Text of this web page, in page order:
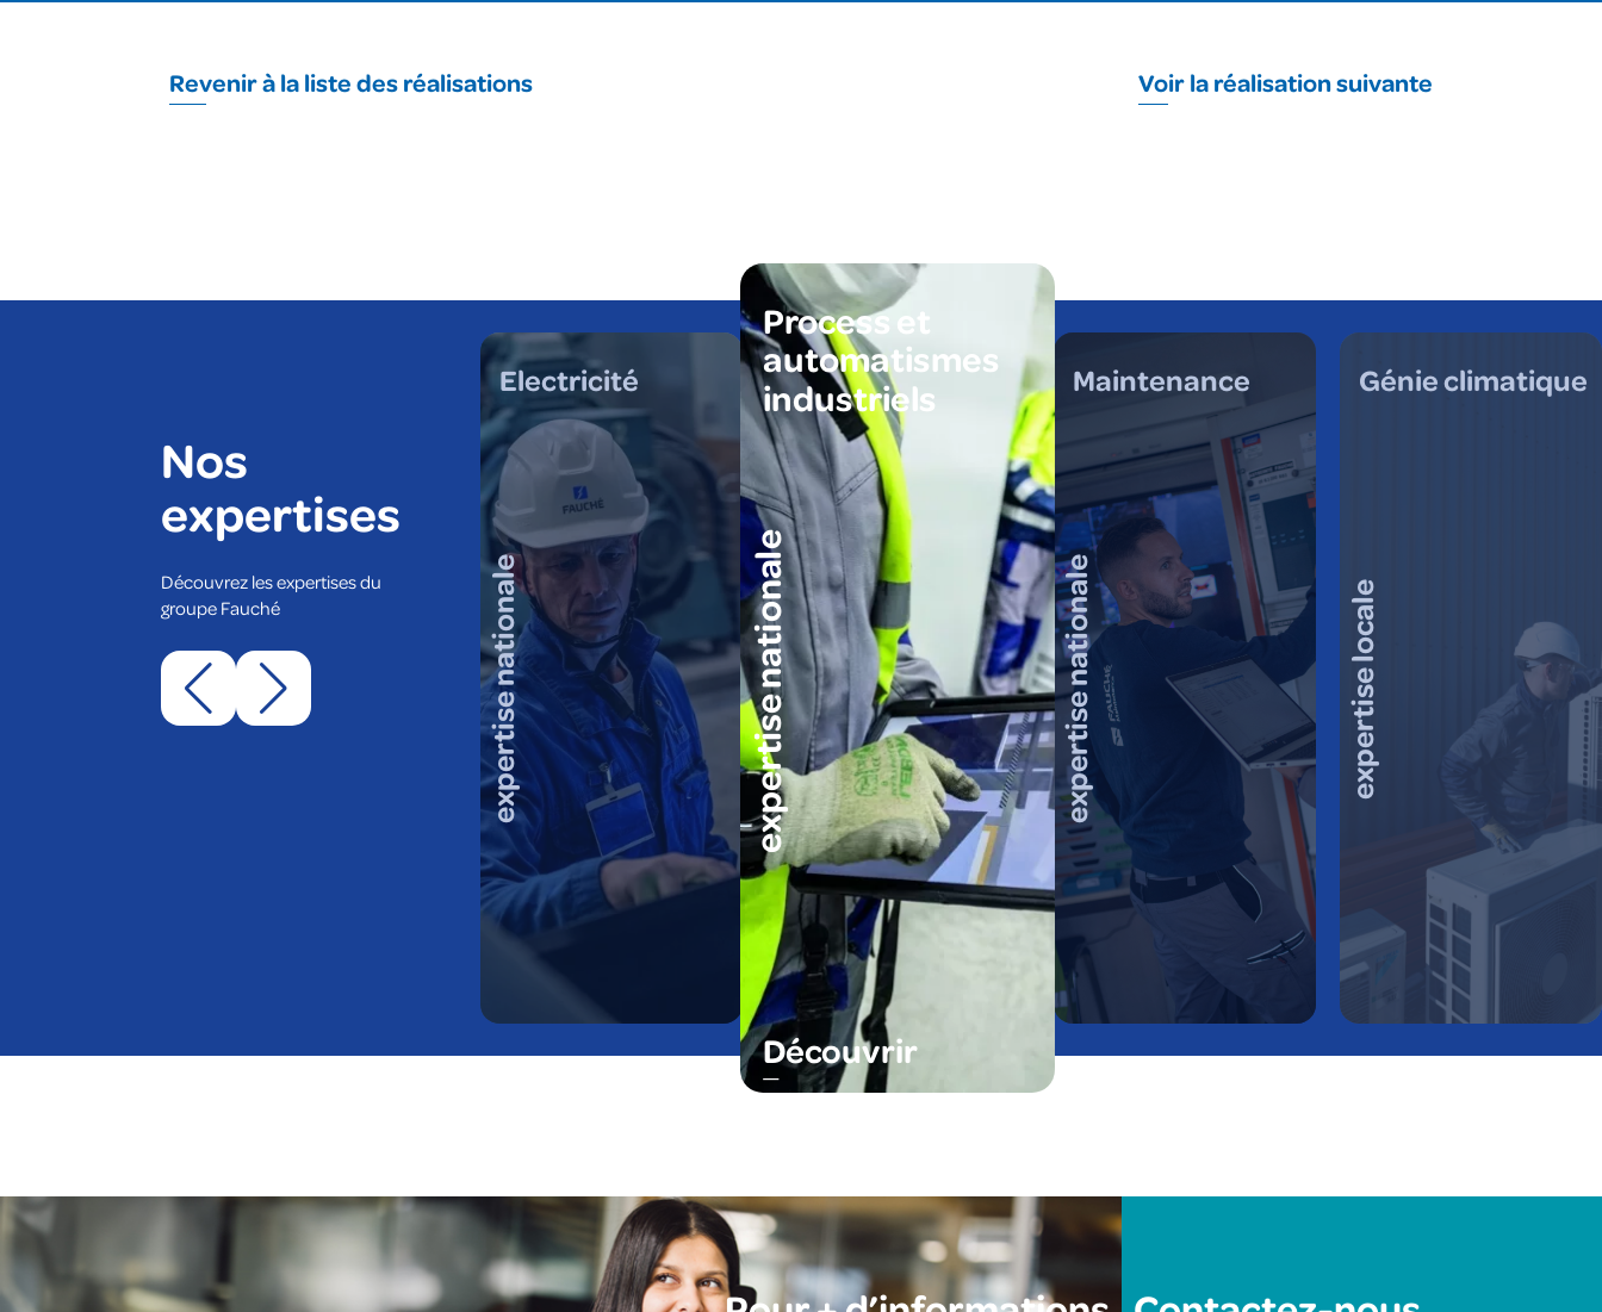
Revenir à la liste des réalisations Voir la réalisation suivante
Nos
expertises
Découvrez les expertises du
groupe Fauché
expertise locale
Electricité
expertise nationale
Process et
automatismes
industriels
Découvrir
expertise nationale
Maintenance
expertise nationale
Génie climatique
expertise locale